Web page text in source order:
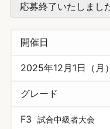
応募終了いたしました
開催日
2025年12月1日（月）
グレード
F3 試合中級者大会